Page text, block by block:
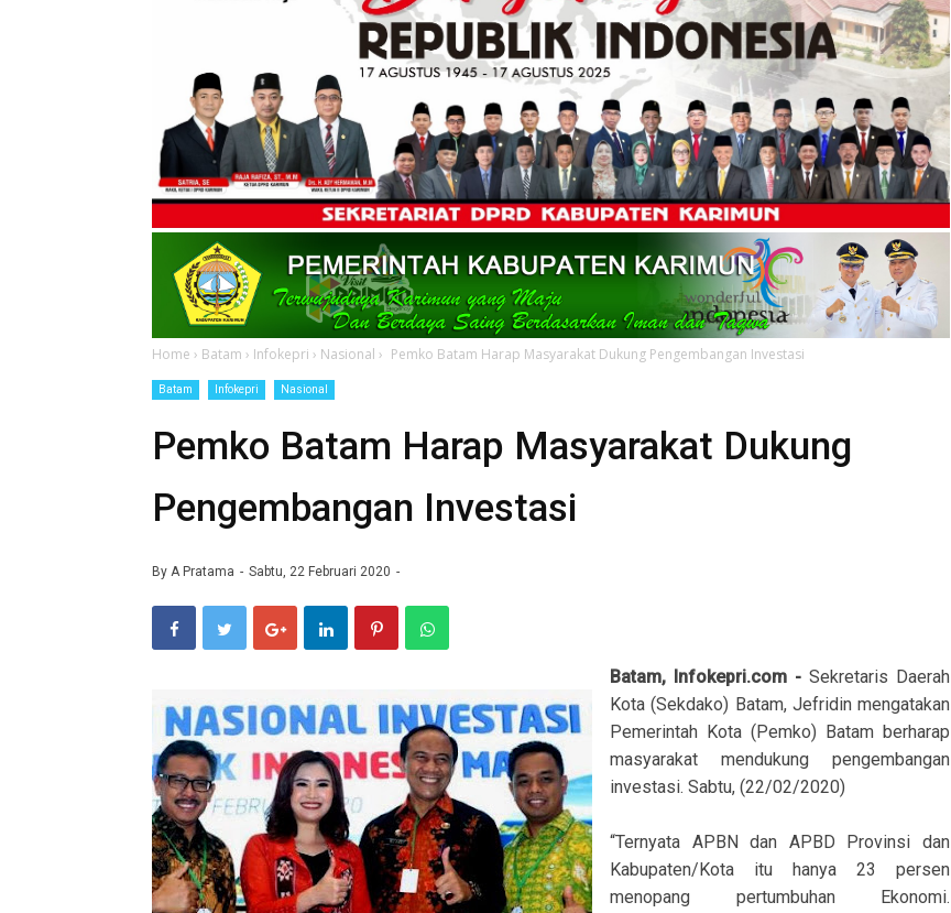
Home › Batam › Infokepri › Nasional › Pemko Batam Harap Masyarakat Dukung Pengembangan Investasi
Batam Infokepri Nasional
Pemko Batam Harap Masyarakat Dukung
Pengembangan Investasi
By A Pratama Sabtu, 22 Februari 2020
Batam, Infokepri.com - Sekretaris Daerah
Kota (Sekdako) Batam, Jefridin mengatakan
Pemerintah Kota (Pemko) Batam berharap
masyarakat mendukung pengembangan
investasi. Sabtu, (22/02/2020)
“Ternyata APBN dan APBD Provinsi dan
Kabupaten/Kota itu hanya 23 persen
menopang pertumbuhan Ekonomi.